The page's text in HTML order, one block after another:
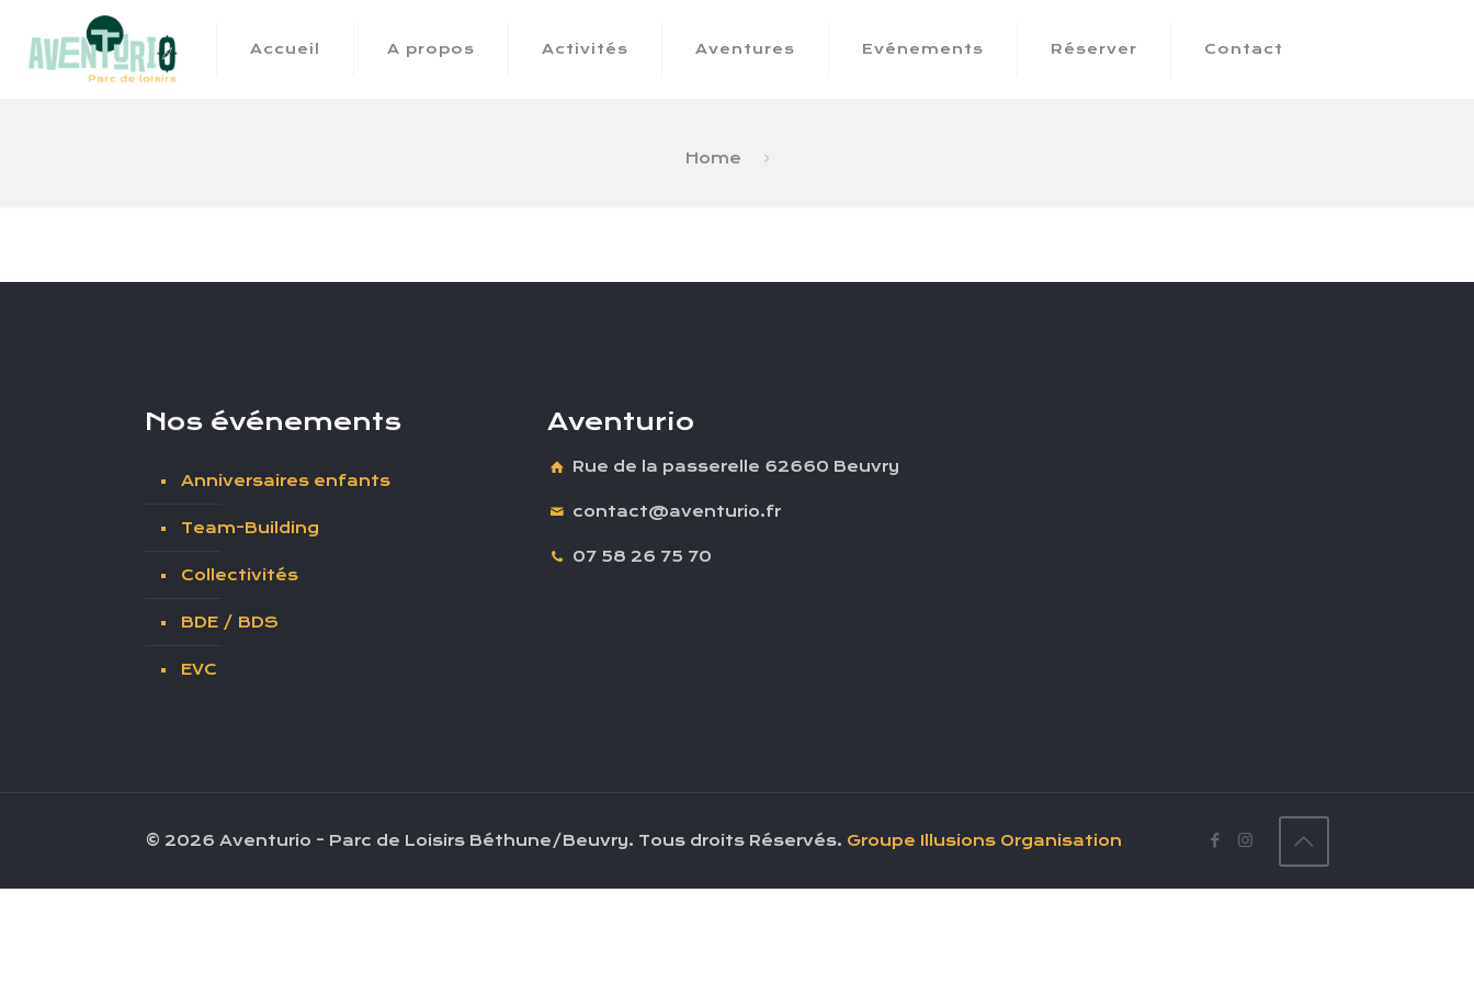
Accueil A propos Activités Aventures Evénements Réserver Contact
Home
Nos événements
Anniversaires enfants
Team-Building
Collectivités
BDE / BDS
EVC
Aventurio
Rue de la passerelle 62660 Beuvry
contact@aventurio.fr
07 58 26 75 70
© 2026 Aventurio - Parc de Loisirs Béthune/Beuvry. Tous droits Réservés. Groupe Illusions Organisation